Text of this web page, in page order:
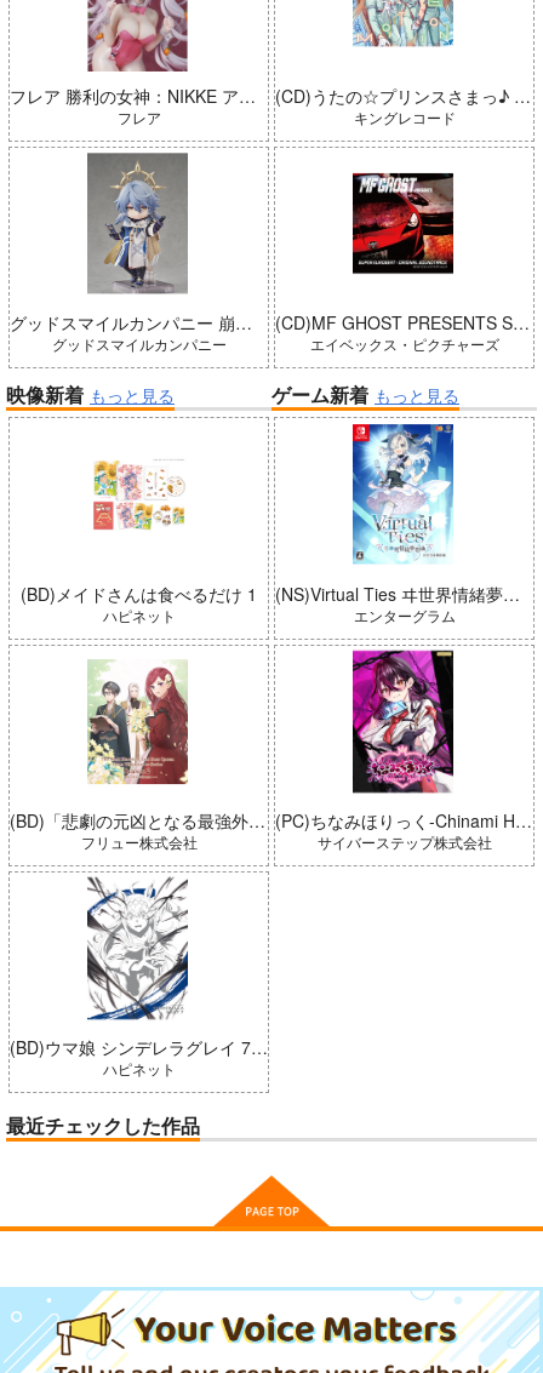
フレア 勝利の女神：NIKKE アリス：ワンダーランドバニー 完成品
フレア
グッドスマイルカンパニー 崩壊：スターレイル ねんどろいどどーる サンデー 完成品
グッドスマイルカンパニー
(CD)うたの☆プリンスさまっ♪ LIVE EMOTION 2nd Anniversary CD トキヤ・カミュ・瑛二・大和
キングレコード
(CD)MF GHOST PRESENTS SUPER EUROBEAT × ORIGINAL SOUNDTRACK NEW COLLECTION Vol.3
エイベックス・ピクチャーズ
映像新着 もっと見る
(BD)メイドさんは食べるだけ 1
ハピネット
(BD)「悲劇の元凶となる最強外道ラスボス女王は民の為に尽くします。 Season2」BD-BOX 上巻
フリュー株式会社
(BD)ウマ娘 シンデレラグレイ 7 豪華版 (とらのあな限定版)
ハピネット
ゲーム新着 もっと見る
(NS)Virtual Ties ヰ世界情緒夢想曲 完全生産限定版
エンターグラム
(PC)ちなみほりっく-Chinami Holic 特典付き 限定ボックス
サイバーステップ株式会社
最近チェックした作品